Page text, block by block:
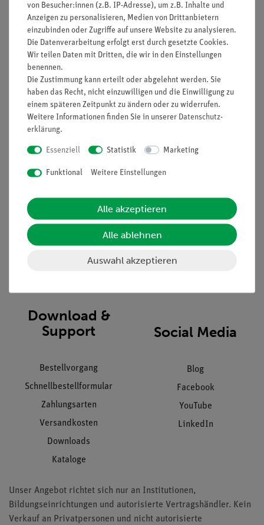
Nach oben
Informationen
Projekte und Lösungen
Presse
Hinweisgeberschutz
Datenschutz
Impressum
Service
Beratung & Showroom
Inventarisierungs- &
Inbetriebnahme & Schulungen
Kundendienst
Download &
Support
Bestellvorgang
Schnellbestellformular
Zahlungsarten
Versandkosten
Downloads
Kataloge
Social Media
Blog
Facebook
YouTube
LinkedIn
Unser Angebot richtet sich nur an Institutionen,
Bildungseinrichtungen und autorisierte Vertragshändler. Kein
Verkauf an Privatpersonen und nicht autorisierte
von Besucher:innen (z.B. IP-Adresse), um z.B. Inhalte und
Anzeigen zu personalisieren, Medien von Drittanbietern
einzubinden oder Zugriffe auf unsere Website zu analysieren.
Die Datenverarbeitung erfolgt erst durch gesetzte Cookies.
Wir teilen Daten mit Dritten, die wir in den Einstellungen
benennen.
Die Zustimmung kann erteilt oder abgelehnt werden. Sie
haben das Recht, nicht einzuwilligen und die Einwilligung zu
einem späteren Zeitpunkt zu ändern oder zu widerrufen.
Weitere Informationen finden Sie in unserer Daten­schutz­
erklärung.
Essenziell Statistik Marketing
Funktional Weitere Einstellungen
Alle akzeptieren
Alle ablehnen
Auswahl akzeptieren